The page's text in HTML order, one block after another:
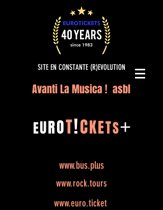
SITE EN CONSTANTE (R)EVOLUTION
Avanti La Musica ! asbl
EUROT!CKETS+
www.bus.plus
www.rock.tours
www.euro.ticket